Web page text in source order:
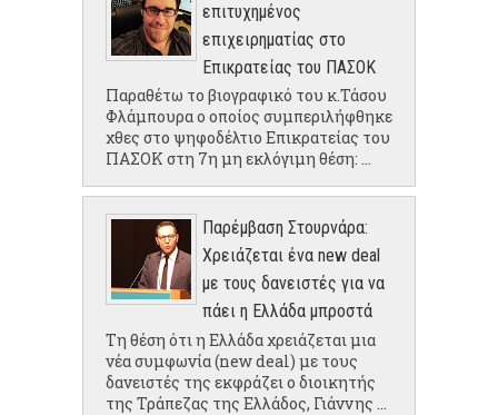
επιτυχημένος
επιχειρηματίας στο
Επικρατείας του ΠΑΣΟΚ
Παραθέτω το βιογραφικό του κ.Τάσου
Φλάμπουρα ο οποίος συμπεριλήφθηκε
χθες στο ψηφοδέλτιο Επικρατείας του
ΠΑΣΟΚ στη 7η μη εκλόγιμη θέση: ...
Παρέμβαση Στουρνάρα:
Χρειάζεται ένα new deal
με τους δανειστές για να
πάει η Ελλάδα μπροστά
Τη θέση ότι η Ελλάδα χρειάζεται μια
νέα συμφωνία (new deal) με τους
δανειστές της εκφράζει ο διοικητής
της Τράπεζας της Ελλάδος, Γιάννης ...